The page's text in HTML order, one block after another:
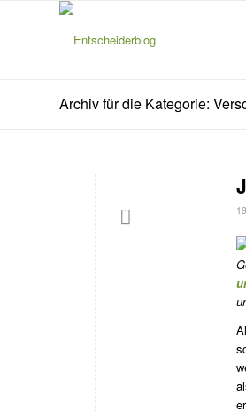
Archiv für die Kategorie: